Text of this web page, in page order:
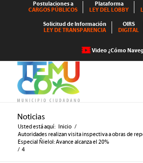
Postulaciones a
CARGOS PÚBLICOS
Plataforma
LEY DEL LOBBY
Solicitud de Información
LEY DE TRANSPARENCIA
OIRS
DIGITAL
Video ¿Cómo
Noticias
Usted está aquí: Inicio /
Autoridades realizan visita inspectiva a obras de
Especial Ñielol: Avance alcanza el 20%
/ 4